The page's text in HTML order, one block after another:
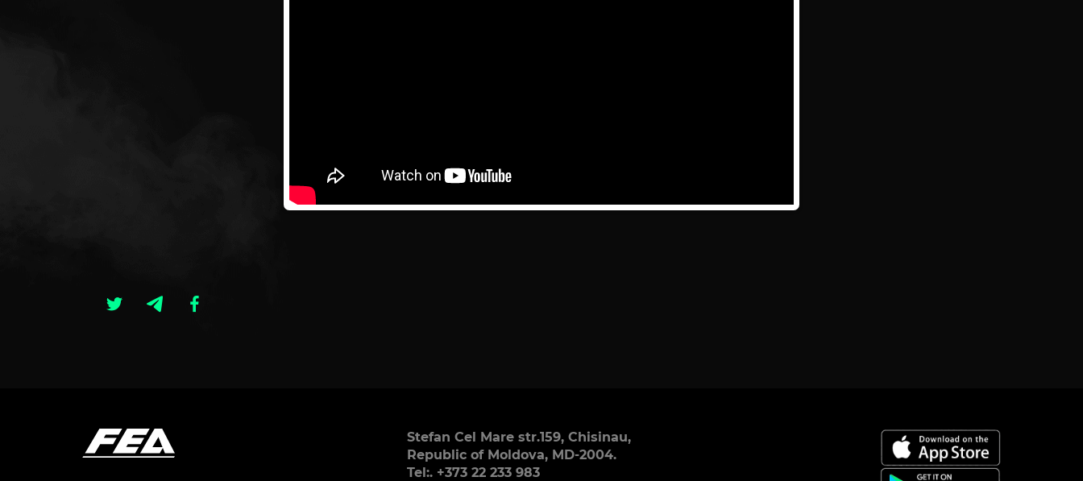
Stefan Cel Mare str.159, Chisinau,
Republic of Moldova, MD-2004.
Tel:. +373 22 233 983